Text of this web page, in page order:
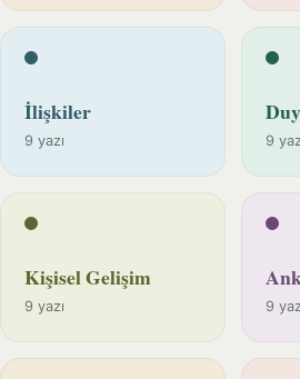
İlişkiler
9 yazı 9
Kişisel Gelişim
9 yazı 9